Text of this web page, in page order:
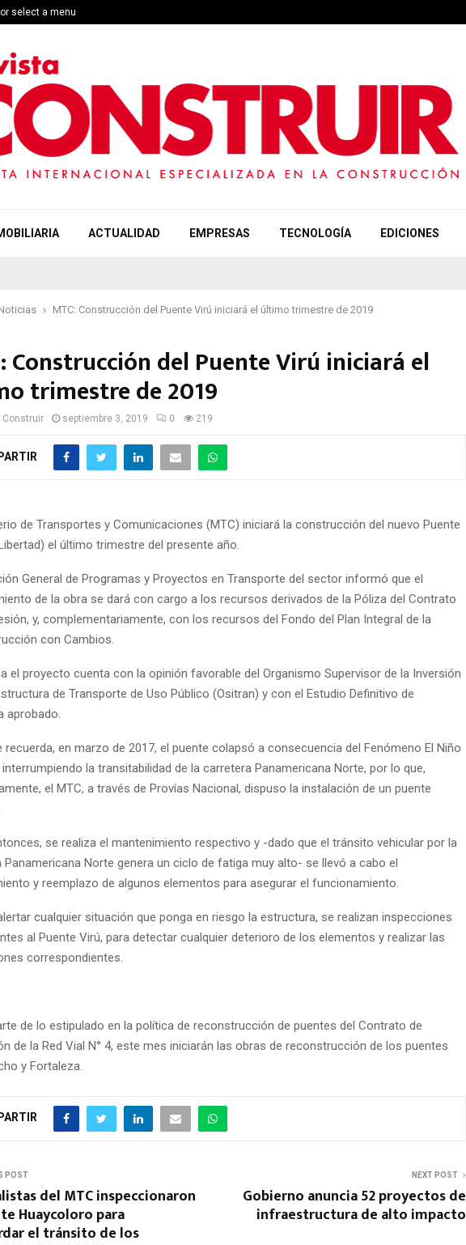
select a menu
ACTUALIDAD EMPRESAS TECNOLOGÍA EDICIONES
MTC: Construcción del Puente Virú iniciará el último trimestre de 2019
Construcción del Puente Virú iniciará el
trimestre de 2019
Construir septiembre 3, 2019 0 219
de Transportes y Comunicaciones (MTC) iniciará la construcción del nuevo Puente
el último trimestre del presente año.
General de Programas y Proyectos en Transporte del sector informó que el
de la obra se dará con cargo a los recursos derivados de la Póliza del Contrato
y, complementariamente, con los recursos del Fondo del Plan Integral de la
con Cambios.
el proyecto cuenta con la opinión favorable del Organismo Supervisor de la Inversión
de Transporte de Uso Público (Ositran) y con el Estudio Definitivo de
aprobado.
recuerda, en marzo de 2017, el puente colapsó a consecuencia del Fenómeno El Niño
la transitabilidad de la carretera Panamericana Norte, por lo que,
el MTC, a través de Provías Nacional, dispuso la instalación de un puente
se realiza el mantenimiento respectivo y -dado que el tránsito vehicular por la
Panamericana Norte genera un ciclo de fatiga muy alto- se llevó a cabo el
y reemplazo de algunos elementos para asegurar el funcionamiento.
cualquier situación que ponga en riesgo la estructura, se realizan inspecciones
al Puente Virú, para detectar cualquier deterioro de los elementos y realizar las
correspondientes.
de lo estipulado en la política de reconstrucción de puentes del Contrato de
de la Red Vial N° 4, este mes iniciarán las obras de reconstrucción de los puentes
y Fortaleza.
POST
del MTC inspeccionaron
Huaycoloro para
el tránsito de los
NEXT POST
Gobierno anuncia 52 proyectos de
infraestructura de alto impacto